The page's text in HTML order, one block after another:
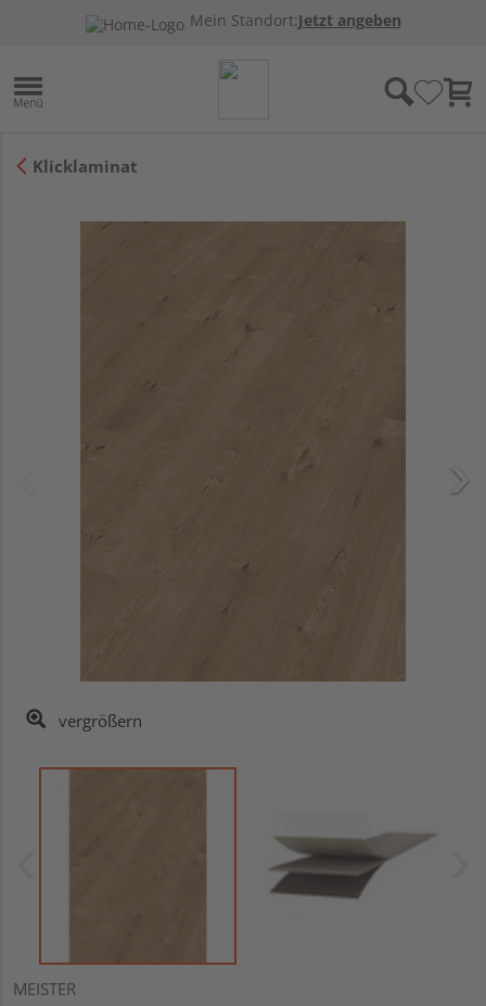
Mein Standort:Jetzt angeben
Klicklaminat
vergrößern
MEISTER